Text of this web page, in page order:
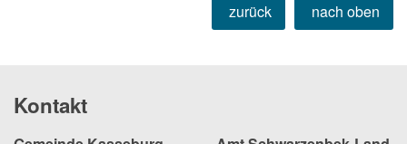
zurück nach oben
Kontakt